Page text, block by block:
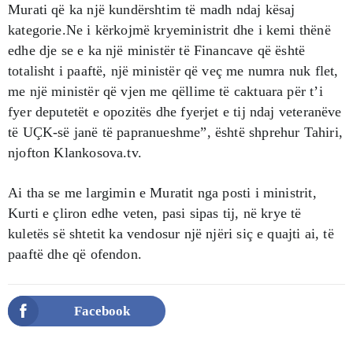
Murati që ka një kundërshtim të madh ndaj kësaj
kategorie.Ne i kërkojmë kryeministrit dhe i kemi thënë
edhe dje se e ka një ministër të Financave që është
totalisht i paaftë, një ministër që veç me numra nuk flet,
me një ministër që vjen me qëllime të caktuara për t’i
fyer deputetët e opozitës dhe fyerjet e tij ndaj veteranëve
të UÇK-së janë të papranueshme”, është shprehur Tahiri,
njofton Klankosova.tv.
Ai tha se me largimin e Muratit nga posti i ministrit,
Kurti e çliron edhe veten, pasi sipas tij, në krye të
kuletës së shtetit ka vendosur një njëri siç e quajti ai, të
paaftë dhe që ofendon.
Facebook